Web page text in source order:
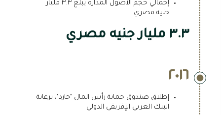
إجمالي حجم الأصول المُدارة يبلغ ٣.٣ مليار
جنيه مصري
٣.٣ مليار جنيه مصري
٢٠١٦
إطلاق صندوق حماية رأس المال "جارد"، برعاية
البنك العربي الإفريقي الدولي